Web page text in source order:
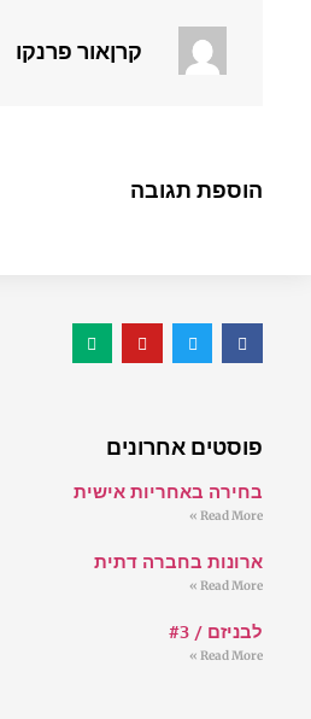
קרןאור פרנקו
הוספת תגובה
פוסטים אחרונים
בחירה באחריות אישית
Read More »
ארונות בחברה דתית
Read More »
לבניזם / #3
Read More »